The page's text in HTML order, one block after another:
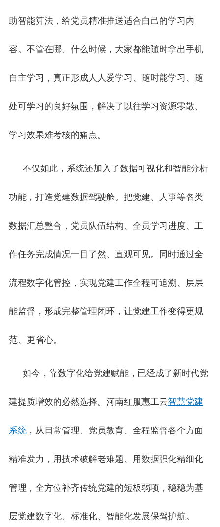
助智能算法，给党员精准推送适合自己的学习内
容。不管在哪、什么时候，大家都能随时拿出手机
自主学习，真正形成人人爱学习、随时能学习、随
处可学习的良好氛围，解决了以往学习资源零散、
学习效果难考核的痛点。
不仅如此，系统还加入了数据可视化和智能分析
功能，打造党建数据驾驶舱。把党建、人事等各类
数据汇总整合，党员队伍结构、全员学习进度、工
作任务完成情况一目了然、直观可见。同时通过全
流程数字化管控，实现党建工作全程可追溯、层层
能监督，形成完整管理闭环，让党建工作变得更规
范、更省心。
如今，靠数字化给党建赋能，已经成了新时代党
建提质增效的必然选择。河南红服惠工云智慧党建
系统，从日常管理、党员教育、全程监督各个方面
精准发力，用技术破解老难题、用数据强化精细化
管理，全方位补齐传统党建的短板弱项，稳稳为基
层党建数字化、标准化、智能化发展保驾护航。